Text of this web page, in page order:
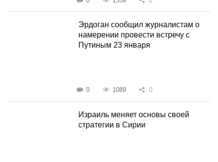
Эрдоган сообщил журналистам о
намерении провести встречу с
Путиным 23 января
0 1089 0
Израиль меняет основы своей
стратегии в Сирии